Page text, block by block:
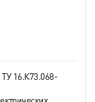
16.К73.068-